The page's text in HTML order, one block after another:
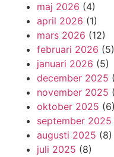
maj 2026 (4)
april 2026 (1)
mars 2026 (12)
februari 2026 (5)
januari 2026 (5)
december 2025
november 2025
oktober 2025 (6)
september 2025
augusti 2025 (8)
juli 2025 (8)